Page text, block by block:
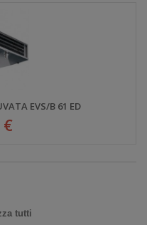
EVS/B 61 ED
tutti